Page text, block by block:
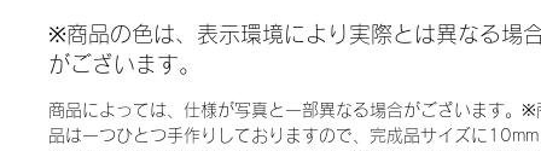
※商品の色は、表示環境により実際とは異なる場
がございます。
商品によっては、仕様が写真と一部異なる場合がございます。※
品は一つひとつ手作りしておりますので、完成品サイズに10mm